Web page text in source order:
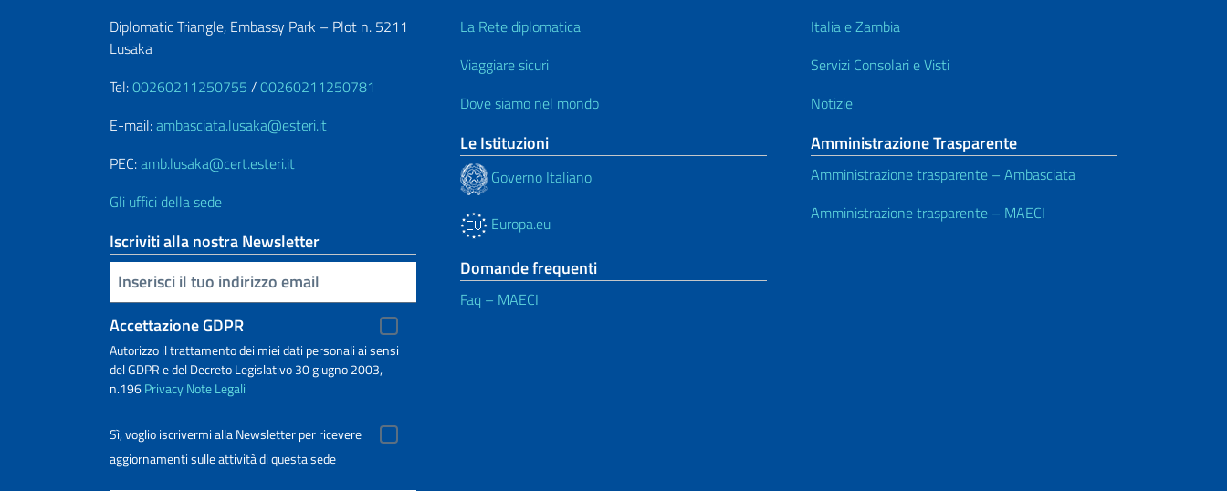
Diplomatic Triangle, Embassy Park – Plot n. 5211
Lusaka
Tel:00260211250755 /00260211250781
E-mail:ambasciata.lusaka@esteri.it
PEC:amb.lusaka@cert.esteri.it
Gli uffici della sede
Iscriviti alla nostra Newsletter
Inserisci la tua email
Accettazione GDPR
Autorizzo il trattamento dei miei dati personali ai sensi
del GDPR e del Decreto Legislativo 30 giugno 2003,
n.196PrivacyNote Legali
Sì, voglio iscrivermi alla Newsletter per ricevere
aggiornamenti sulle attività di questa sede
La Rete diplomatica
Viaggiare sicuri
Dove siamo nel mondo
Le Istituzioni
Governo Italiano
Europa.eu
Domande frequenti
Faq – MAECI
Italia e Zambia
Servizi Consolari e Visti
Notizie
Amministrazione Trasparente
Amministrazione trasparente – Ambasciata
Amministrazione trasparente – MAECI